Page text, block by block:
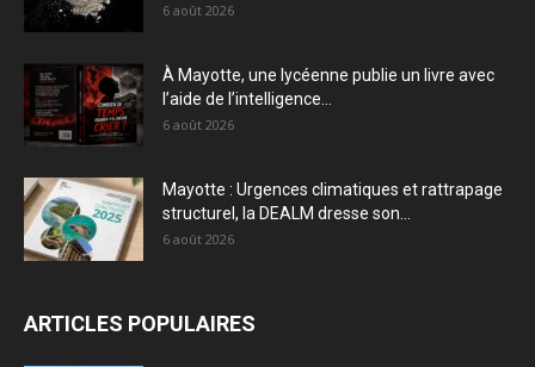
6 août 2026
À Mayotte, une lycéenne publie un livre avec
l’aide de l’intelligence...
6 août 2026
Mayotte : Urgences climatiques et rattrapage
structurel, la DEALM dresse son...
6 août 2026
ARTICLES POPULAIRES